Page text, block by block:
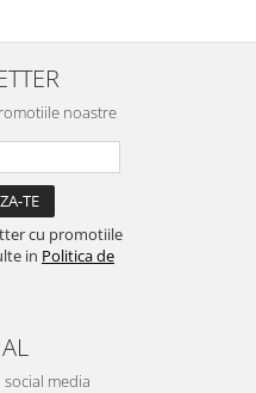
multumesc pentru
si
100%
noastre
cu promotiile
in Politica de
media